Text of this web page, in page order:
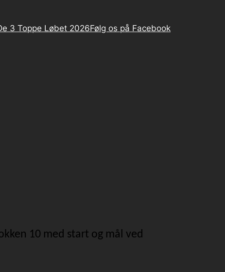
3 Toppe Løbet 2026Følg os på Facebook
10 med start og mål ved